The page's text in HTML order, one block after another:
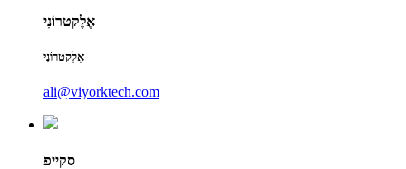
אֶלֶקטרוֹנִי
אֶלֶקטרוֹנִי
ali@viyorktech.com
סקייפ